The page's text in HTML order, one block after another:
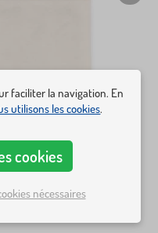
faciliter la navigation. En
utilisons les cookies.
cookies
nécessaires